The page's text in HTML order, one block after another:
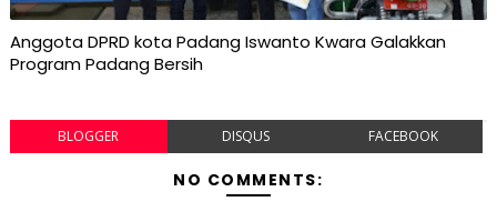
Anggota DPRD kota Padang Iswanto Kwara Galakkan
Program Padang Bersih
BLOGGER DISQUS FACEBOOK
NO COMMENTS: